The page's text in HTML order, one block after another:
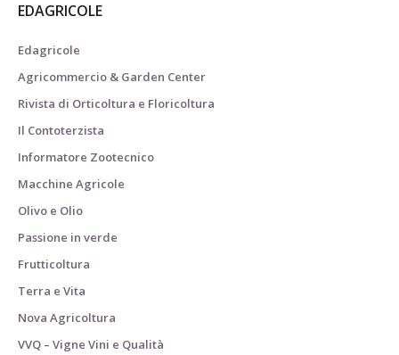
EDAGRICOLE
Edagricole
Agricommercio & Garden Center
Rivista di Orticoltura e Floricoltura
Il Contoterzista
Informatore Zootecnico
Macchine Agricole
Olivo e Olio
Passione in verde
Frutticoltura
Terra e Vita
Nova Agricoltura
VVQ – Vigne Vini e Qualità